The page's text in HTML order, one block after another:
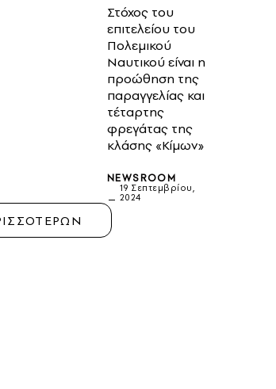
Στόχος του
επιτελείου του
Πολεμικού
Ναυτικού είναι η
προώθηση της
παραγγελίας και
τέταρτης
φρεγάτας της
κλάσης «Κίμων»
NEWSROOM
19 Σεπτεμβρίου,
2024